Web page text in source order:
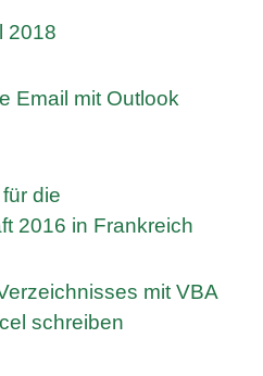
2018
Email mit Outlook
die
2016 in Frankreich
mit VBA
schreiben